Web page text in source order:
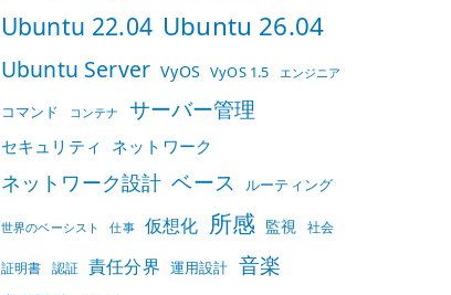
Ubuntu 22.04 Ubuntu 26.04
Ubuntu Server VyOS VyOS 1.5 エンジニア
コマンド コンテナ サーバー管理
セキュリティ ネットワーク
ネットワーク設計 ベース ルーティング
世界のベーシスト 仕事 仮想化 所感 監視 社会
証明書 認証 責任分界 運用設計 音楽